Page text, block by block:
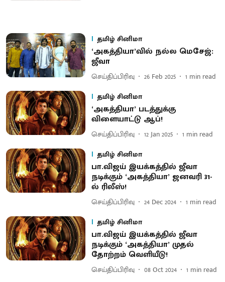
தமிழ் சினிமா
‘அகத்தியா’வில் நல்ல மெசேஜ்:
ஜீவா
செய்திப்பிரிவு 26 Feb 2025 1 min read
தமிழ் சினிமா
‘அகத்தியா’ படத்துக்கு
விளையாட்டு ஆப்!
செய்திப்பிரிவு 12 Jan 2025 1 min read
தமிழ் சினிமா
பா.விஜய் இயக்கத்தில் ஜீவா
நடிக்கும் ‘அகத்தியா’ ஜனவரி 31-
ல் ரிலீஸ்!
செய்திப்பிரிவு 24 Dec 2024 1 min read
தமிழ் சினிமா
பா.விஜய் இயக்கத்தில் ஜீவா
நடிக்கும் ‘அகத்தியா’ முதல்
தோற்றம் வெளியீடு!
செய்திப்பிரிவு 08 Oct 2024 1 min read